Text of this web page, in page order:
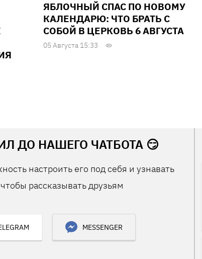
ЯБЛОЧНЫЙ СПАС ПО НОВОМУ
КАЛЕНДАРЮ: ЧТО БРАТЬ С
СОБОЙ В ЦЕРКОВЬ 6 АВГУСТА
05 Августа 15:33
ДО НАШЕГО ЧАТБОТА 😏
настроить его под себя и узнавать
рассказывать друзьям
MESSENGER